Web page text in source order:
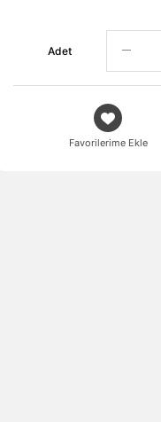
Adet
Favorilerime Ekle